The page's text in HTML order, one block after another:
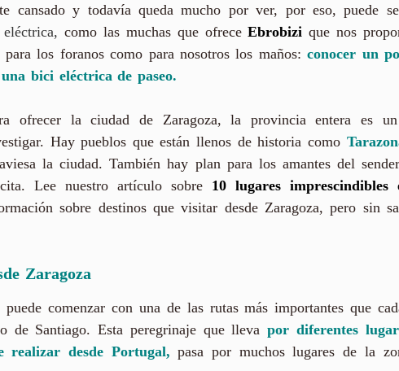
cansado y todavía queda mucho por ver, por eso, puede
como las muchas que ofreceEbrobizi que nos
los foranos como para nosotros los maños:conocer un
bici eléctrica de paseo.
ofrecer la ciudad de Zaragoza, la provincia entera es
Hay pueblos que están llenos de historia como
la ciudad. También hay plan para los amantes del
Lee nuestro artículo sobre 10 lugares imprescindibles
sobre destinos que visitar desde Zaragoza, pero sin
Zaragoza
comenzar con una de las rutas más importantes que
de Santiago. Esta peregrinaje que llevapor diferentes
realizar desde Portugal, pasa por muchos lugares de la